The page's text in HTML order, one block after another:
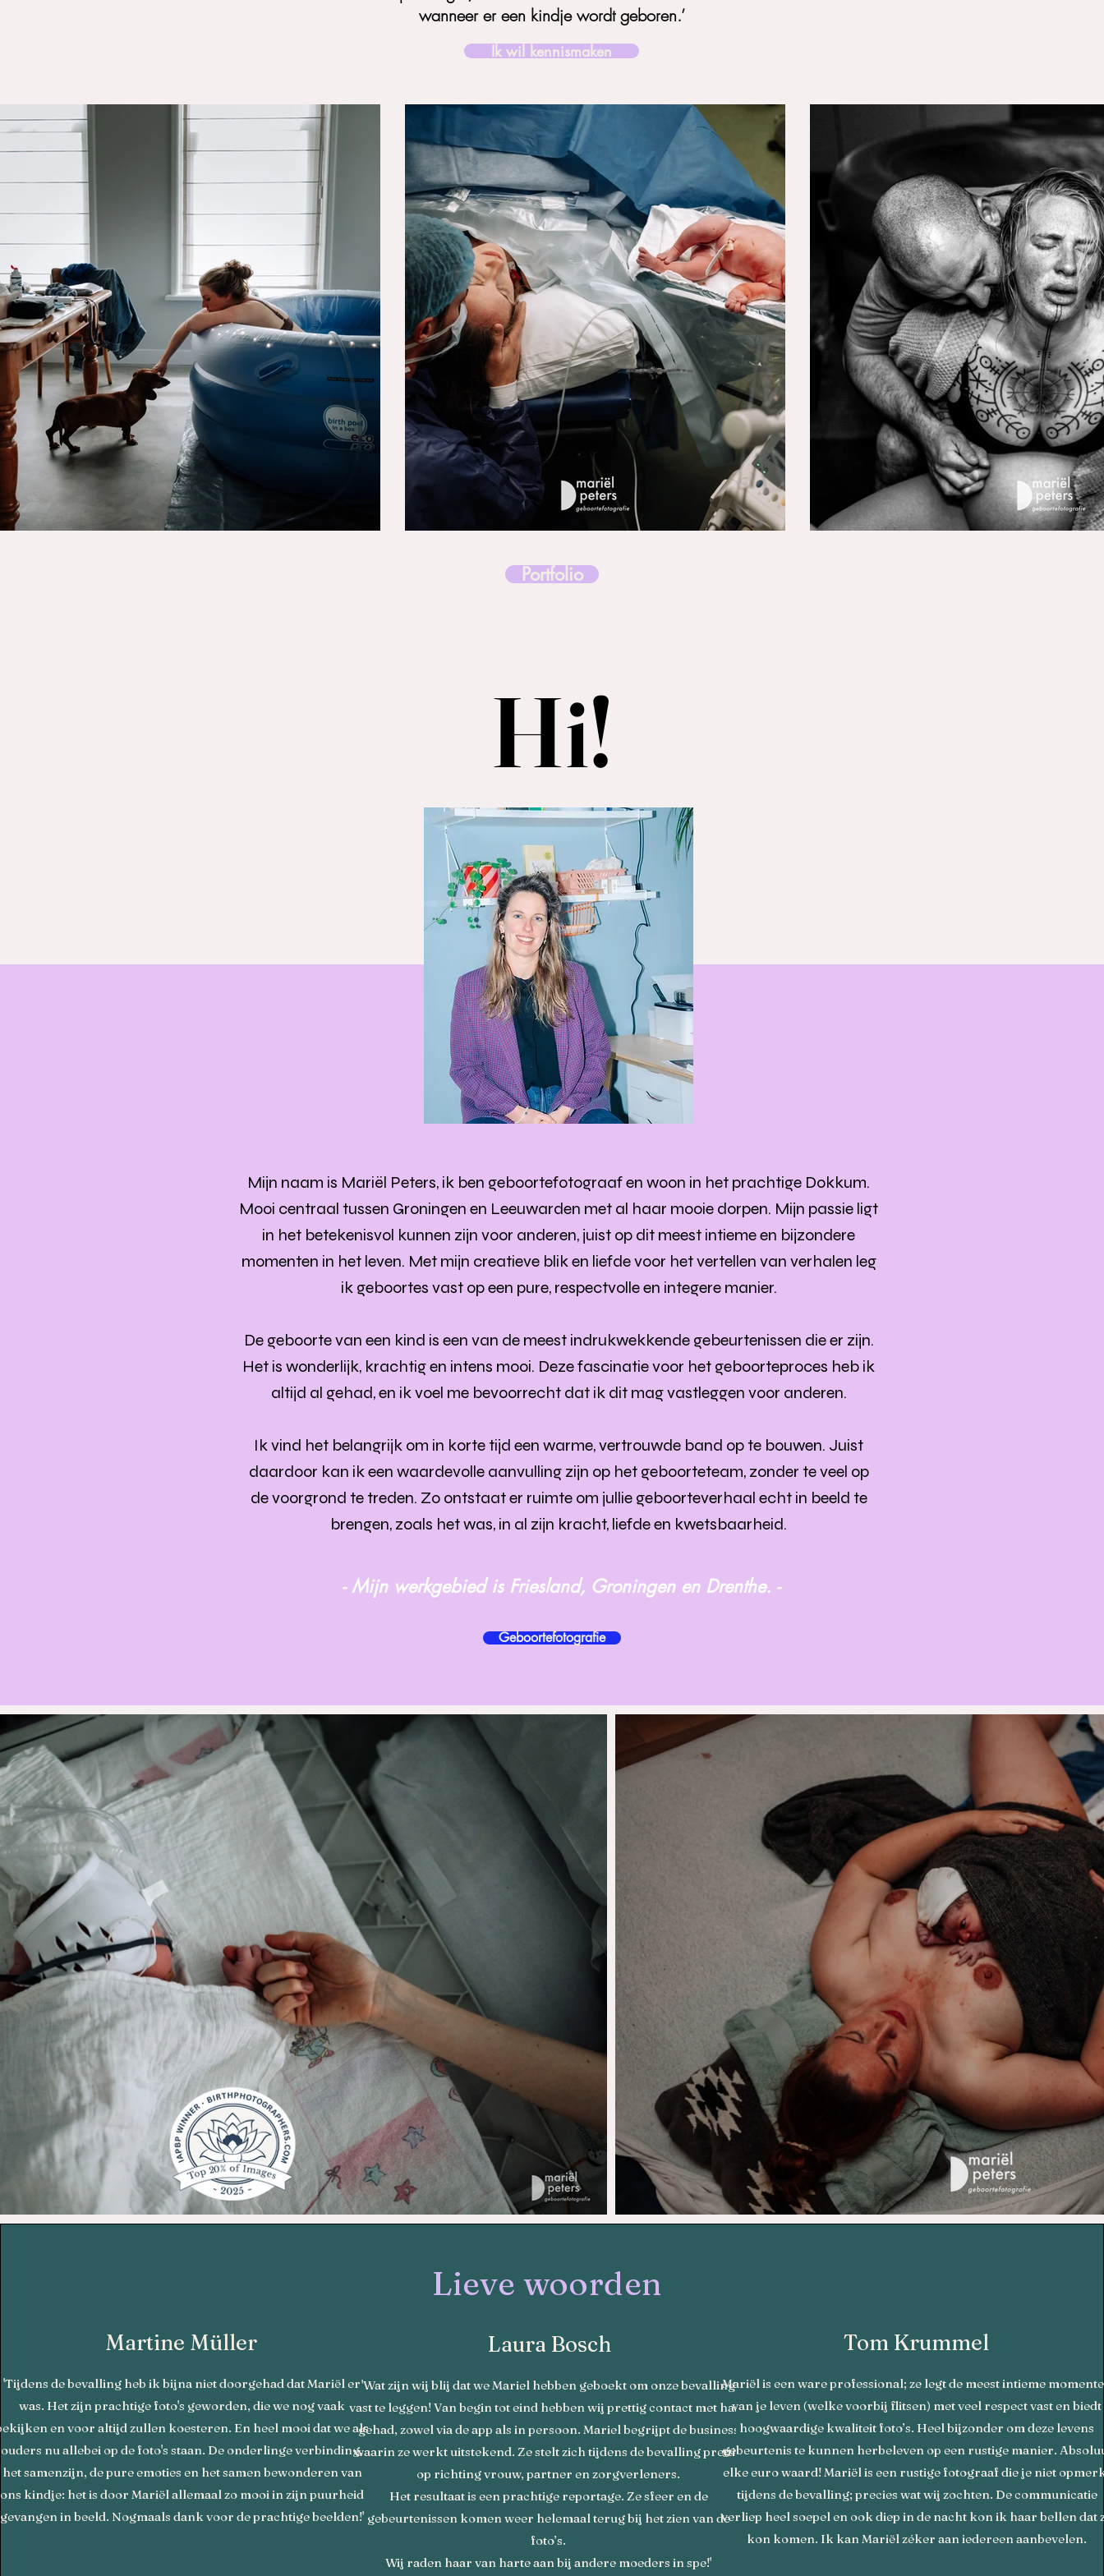
Ik wil kennismaken
wanneer er een kindje wordt geboren.’
Portfolio
Hi!
Mijn naam is Mariël Peters, ik ben geboortefotograaf en woon in het prachtige Dokkum.
Mooi centraal tussen Groningen en Leeuwarden met al haar mooie dorpen. Mijn passie ligt
in het betekenisvol kunnen zijn voor anderen, juist op dit meest intieme en bijzondere
momenten in het leven. Met mijn creatieve blik en liefde voor het vertellen van verhalen leg
ik geboortes vast op een pure, respectvolle en integere manier.
De geboorte van een kind is een van de meest indrukwekkende gebeurtenissen die er zijn.
Het is wonderlijk, krachtig en intens mooi. Deze fascinatie voor het geboorteproces heb ik
altijd al gehad, en ik voel me bevoorrecht dat ik dit mag vastleggen voor anderen.
Ik vind het belangrijk om in korte tijd een warme, vertrouwde band op te bouwen. Juist
daardoor kan ik een waardevolle aanvulling zijn op het geboorteteam, zonder te veel op
de voorgrond te treden. Zo ontstaat er ruimte om jullie geboorteverhaal echt in beeld te
brengen, zoals het was, in al zijn kracht, liefde en kwetsbaarheid.
- Mijn werkgebied is Friesland, Groningen en Drenthe. -
Geboortefotografie
Martine Müller
'Tijdens de bevalling heb ik bijna niet doorgehad dat Mariël er
was. Het zijn prachtige foto's geworden, die we nog vaak
en voor altijd zullen koesteren. En heel mooi dat we als
ouders nu allebei op de foto's staan. De onderlinge verbinding,
het samenzijn, de pure emoties en het samen bewonderen van
ons kindje: het is door Mariël allemaal zo mooi in zijn puurheid
gevangen in beeld. Nogmaals dank voor de prachtige beelden!'
Lieve woorden
Laura Bosch
'Wat zijn wij blij dat we Mariel hebben geboekt om onze bevalling
vast te leggen! Van begin tot eind hebben wij prettig contact met haar
gehad, zowel via de app als in persoon. Mariel begrijpt de business
waarin ze werkt uitstekend. Ze stelt zich tijdens de bevalling prettig
op richting vrouw, partner en zorgverleners.
Het resultaat is een prachtige reportage. Ze sfeer en de
gebeurtenissen komen weer helemaal terug bij het zien van de
foto’s.
Wij raden haar van harte aan bij andere moeders in spe!'
Tom Krummel
Mariël is een ware professional; ze legt de meest intieme
van je leven (welke voorbij flitsen) met veel respect vast en biedt
hoogwaardige kwaliteit foto’s. Heel bijzonder om deze levens
gebeurtenis te kunnen herbeleven op een rustige manier.
elke euro waard! Mariël is een rustige fotograaf die je niet
tijdens de bevalling; precies wat wij zochten. De communicatie
verliep heel soepel en ook diep in de nacht kon ik haar bellen dat
kon komen. Ik kan Mariël zéker aan iedereen aanbevelen.